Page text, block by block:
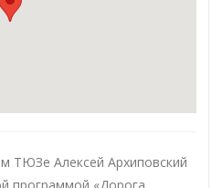
ТЮЗе Алексей Архиповский